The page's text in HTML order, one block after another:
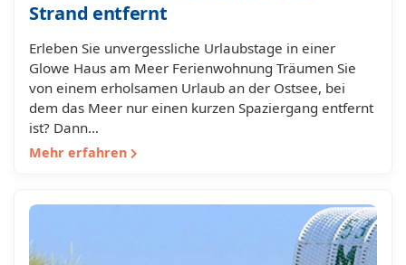
Strand entfernt
Erleben Sie unvergessliche Urlaubstage in einer
Glowe Haus am Meer Ferienwohnung Träumen Sie
von einem erholsamen Urlaub an der Ostsee, bei
dem das Meer nur einen kurzen Spaziergang entfernt
ist? Dann…
Mehr erfahren